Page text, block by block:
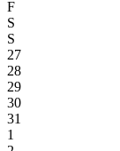
F
S
S
27
28
29
30
31
1